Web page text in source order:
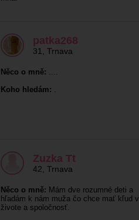
patka268
31 Trnava
Něco o mně: ....
Koho hledám: .
Zuzka Tt
42 Trnava
Něco o mně: Mám dve rozumné deti a
hľadám k nám muža čo chce mať kľud v
živote a spoločnosť.